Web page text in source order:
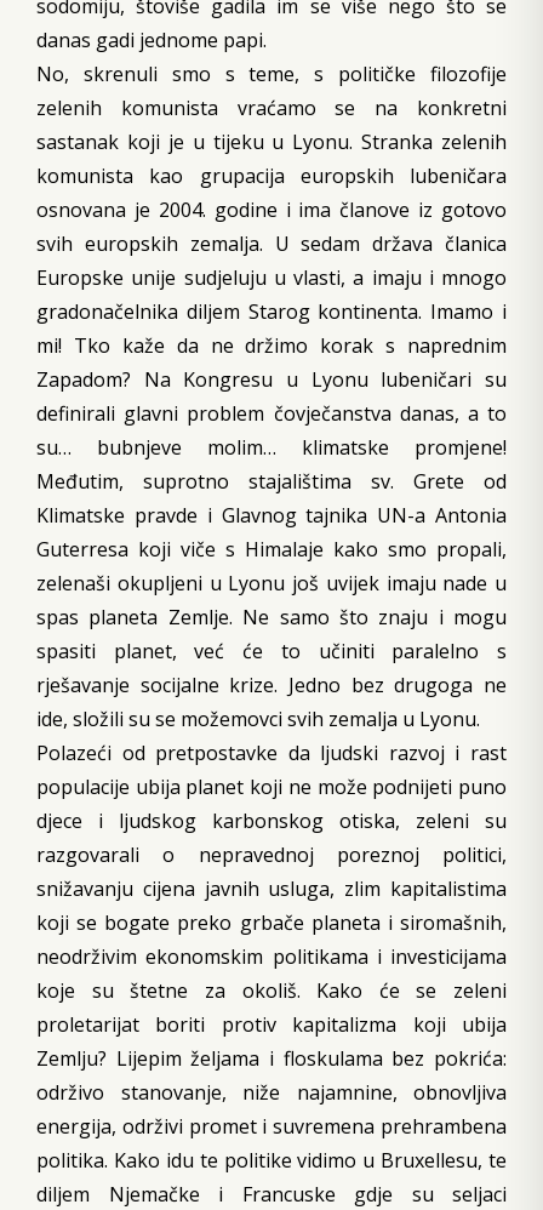
sodomiju, štoviše gadila im se više nego što se
danas gadi jednome papi.
No, skrenuli smo s teme, s političke filozofije
zelenih komunista vraćamo se na konkretni
sastanak koji je u tijeku u Lyonu. Stranka zelenih
komunista kao grupacija europskih lubeničara
osnovana je 2004. godine i ima članove iz gotovo
svih europskih zemalja. U sedam država članica
Europske unije sudjeluju u vlasti, a imaju i mnogo
gradonačelnika diljem Starog kontinenta. Imamo i
mi! Tko kaže da ne držimo korak s naprednim
Zapadom? Na Kongresu u Lyonu lubeničari su
definirali glavni problem čovječanstva danas, a to
su… bubnjeve molim… klimatske promjene!
Međutim, suprotno stajalištima sv. Grete od
Klimatske pravde i Glavnog tajnika UN-a Antonia
Guterresa koji viče s Himalaje kako smo propali,
zelenaši okupljeni u Lyonu još uvijek imaju nade u
spas planeta Zemlje. Ne samo što znaju i mogu
spasiti planet, već će to učiniti paralelno s
rješavanje socijalne krize. Jedno bez drugoga ne
ide, složili su se možemovci svih zemalja u Lyonu.
Polazeći od pretpostavke da ljudski razvoj i rast
populacije ubija planet koji ne može podnijeti puno
djece i ljudskog karbonskog otiska, zeleni su
razgovarali o nepravednoj poreznoj politici,
snižavanju cijena javnih usluga, zlim kapitalistima
koji se bogate preko grbače planeta i siromašnih,
neodrživim ekonomskim politikama i investicijama
koje su štetne za okoliš. Kako će se zeleni
proletarijat boriti protiv kapitalizma koji ubija
Zemlju? Lijepim željama i floskulama bez pokrića:
održivo stanovanje, niže najamnine, obnovljiva
energija, održivi promet i suvremena prehrambena
politika. Kako idu te politike vidimo u Bruxellesu, te
diljem Njemačke i Francuske gdje su seljaci